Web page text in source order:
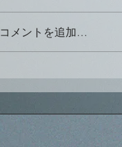
2024.05.15.
コメントを追加…